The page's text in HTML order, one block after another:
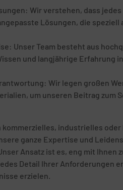
Wir verstehen, dass
Lösungen, die speziell
Unser Team besteht aus
und langjährige Erfahrung
Wir legen großen
um unseren Beitrag zum
kommerzielles, industrielles
ganze Expertise und
Ansatz ist es, eng mit Ihnen
Detail Ihrer Anforderungen
erzielen.